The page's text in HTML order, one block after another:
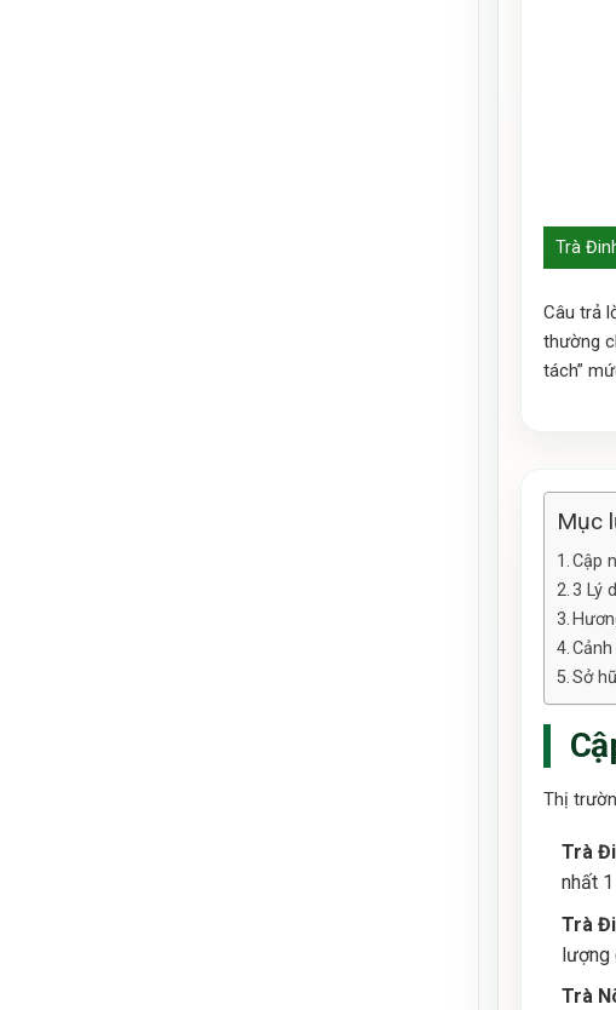
Trà
Câu trả
thường
tách”
Mục
Cập
3 Lý
Sở
Thị
Trà
nhất
Trà
lượng
Trà